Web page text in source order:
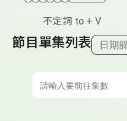
不定詞 to + V
節目單集列表 日期